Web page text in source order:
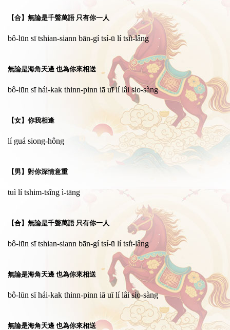
【合】無論是千聲萬語 只有你一人
bô-lūn sī tshian-siann bān-gí tsí-ū lí tsi̍t-lâng
無論是海角天邊 也為你來相送
bô-lūn sī hái-kak thinn-pinn iā uī lí lâi sio-sàng
【女】你我相逢
lí guá siong-hông
【男】對你深情意重
tuì lí tshim-tsîng ì-tāng
【合】無論是千聲萬語 只有你一人
bô-lūn sī tshian-siann bān-gí tsí-ū lí tsi̍t-lâng
無論是海角天邊 也為你來相送
bô-lūn sī hái-kak thinn-pinn iā uī lí lâi sio-sàng
無論是海角天邊 也為你來相送